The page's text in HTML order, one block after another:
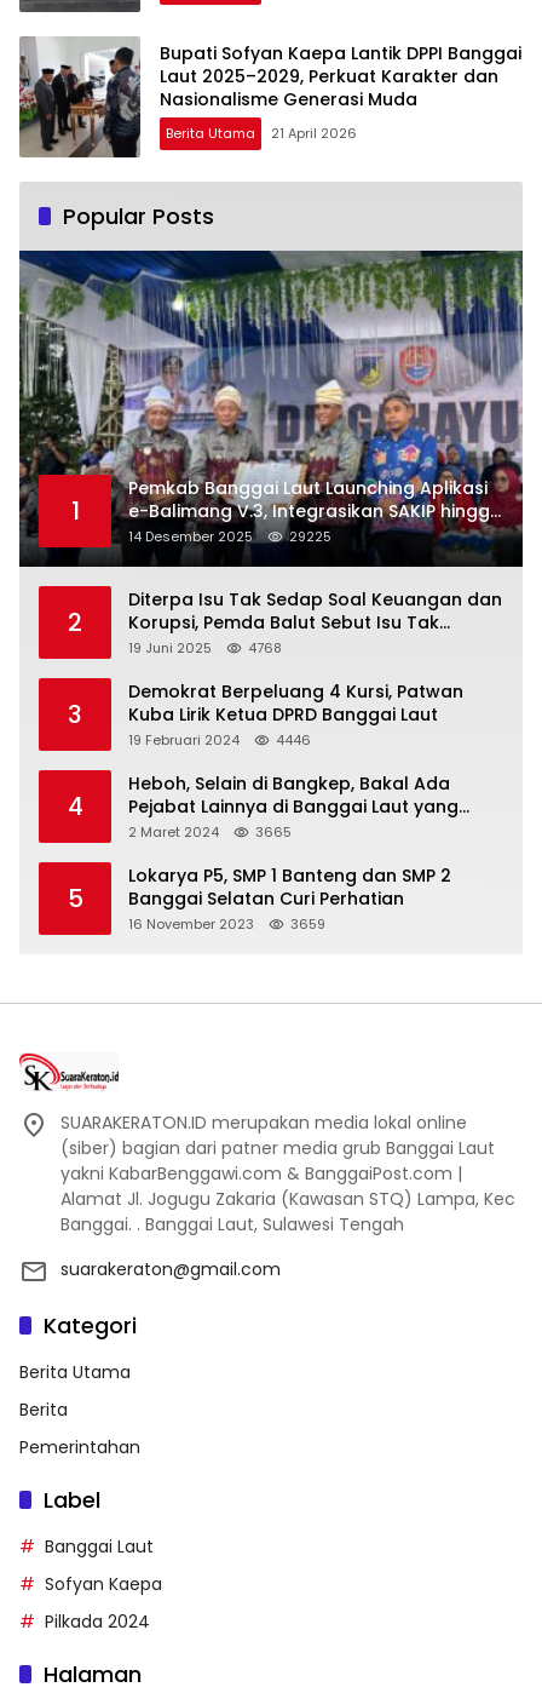
Bupati Sofyan Kaepa Lantik DPPI Banggai
Laut 2025–2029, Perkuat Karakter dan
Nasionalisme Generasi Muda
Berita Utama 21 April 2026
Popular Posts
1
Pemkab Banggai Laut Launching Aplikasi
e-Balimang V.3, Integrasikan SAKIP hingga
Satu Data Layanan Publik
14 Desember 2025 29225
2
Diterpa Isu Tak Sedap Soal Keuangan dan
Korupsi, Pemda Balut Sebut Isu Tak
Berdasar
19 Juni 2025 4768
3
Demokrat Berpeluang 4 Kursi, Patwan
Kuba Lirik Ketua DPRD Banggai Laut
19 Februari 2024 4446
4
Heboh, Selain di Bangkep, Bakal Ada
Pejabat Lainnya di Banggai Laut yang
Bakal di Ciduk, Bagini Kata Kapolres!
2 Maret 2024 3665
5
Lokarya P5, SMP 1 Banteng dan SMP 2
Banggai Selatan Curi Perhatian
16 November 2023 3659
SUARAKERATON.ID merupakan media lokal online
(siber) bagian dari patner media grub Banggai Laut
yakni KabarBenggawi.com & BanggaiPost.com |
Alamat Jl. Jogugu Zakaria (Kawasan STQ) Lampa, Kec
Banggai. . Banggai Laut, Sulawesi Tengah
suarakeraton@gmail.com
Kategori
Berita Utama
Berita
Pemerintahan
Label
Banggai Laut
Sofyan Kaepa
Pilkada 2024
Halaman